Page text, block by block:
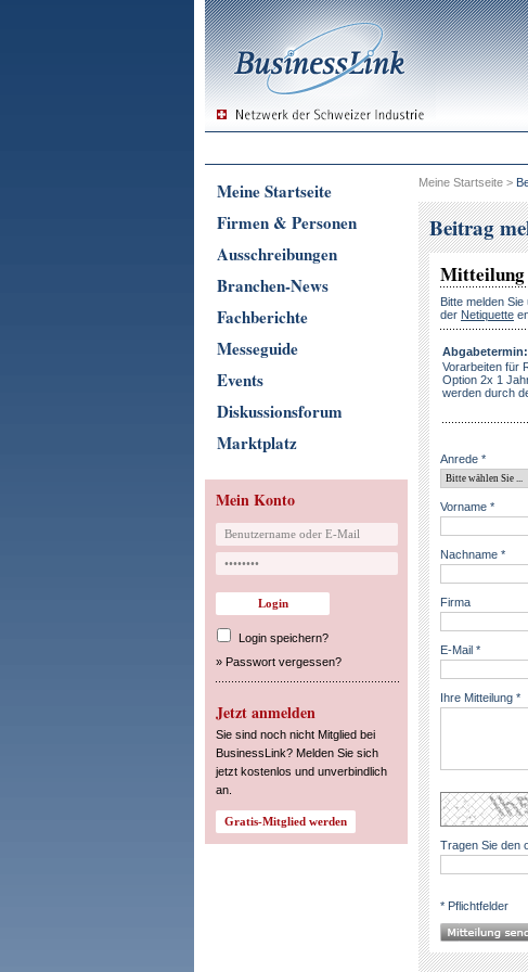
Meine Startseite
Firmen & Personen
Ausschreibungen
Branchen-News
Fachberichte
Messeguide
Events
Diskussionsforum
Marktplatz
Mein Konto
Login speichern?
» Passwort vergessen?
Jetzt anmelden
Sie sind noch nicht Mitglied bei
BusinessLink? Melden Sie sich
jetzt kostenlos und unverbindlich
an.
Meine Startseite >
Beitrag
Mitteilung
Bitte melden
der Netiquette
Abgabetermin:
Vorarbeiten für
Option 2x 1
werden durch
Anrede *
Vorname *
Nachname *
Firma
E-Mail *
Ihre Mitteilung *
Tragen Sie den
* Pflichtfelder